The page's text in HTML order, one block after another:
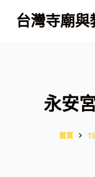
跳
至
台灣寺廟與
永安
首頁